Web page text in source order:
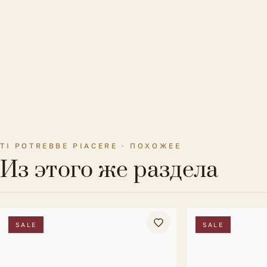
TI POTREBBE PIACERE · ПОХОЖЕЕ
Из этого же раздела
SALE SALE